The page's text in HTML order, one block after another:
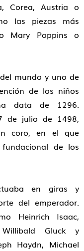
Corea, Austria o
las piezas más
Mary Poppins o
mundo y uno de
de los niños
data de 1296.
de julio de 1498,
coro, en el que
de los
en giras y
del emperador.
Heinrich Isaac,
Gluck y
Haydn, Michael